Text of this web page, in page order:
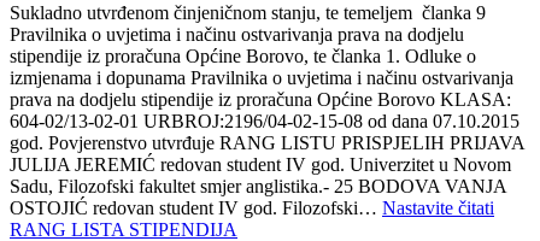
Sukladno utvrđenom činjeničnom stanju, te temeljem članka 9
Pravilnika o uvjetima i načinu ostvarivanja prava na dodjelu
stipendije iz proračuna Općine Borovo, te članka 1. Odluke o
izmjenama i dopunama Pravilnika o uvjetima i načinu ostvarivanja
prava na dodjelu stipendije iz proračuna Općine Borovo KLASA:
604-02/13-02-01 URBROJ:2196/04-02-15-08 od dana 07.10.2015
god. Povjerenstvo utvrđuje RANG LISTU PRISPJELIH PRIJAVA
JULIJA JEREMIĆ redovan student IV god. Univerzitet u Novom
Sadu, Filozofski fakultet smjer anglistika.- 25 BODOVA VANJA
OSTOJIĆ redovan student IV god. Filozofski… Nastavite čitati
RANG LISTA STIPENDIJA